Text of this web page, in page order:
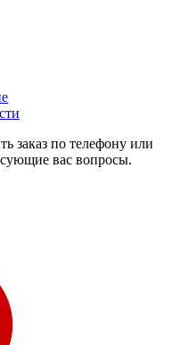
заказ по телефону или
вас вопросы.